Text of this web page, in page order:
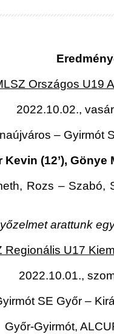
Országos U19
2022.10.02.,
– Gyirmót
(12’), Gönye
Rozs – Szabó,
arattunk
Regionális U17
2022.10.01.,
SE Győr –
Győr-Gyirmót,